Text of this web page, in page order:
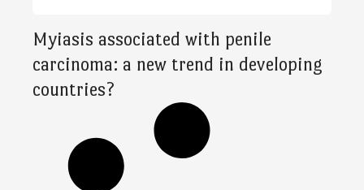
Myiasis associated with penile
carcinoma: a new trend in developing
countries?